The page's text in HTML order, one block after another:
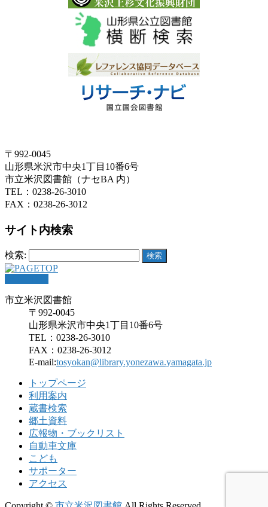
〒992-0045
山形県米沢市中央1丁目10番6号
市立米沢図書館（ナセBA 内）
TEL：0238-26-3010
FAX：0238-26-3012
サイト内検索
検索:
市立米沢図書館
〒992-0045
山形県米沢市中央1丁目10番6号
TEL：0238-26-3010
FAX：0238-26-3012
E-mail:tosyokan@library.yonezawa.yamagata.jp
トップページ
利用案内
蔵書検索
郷土資料
広報物・ブックリスト
自動車文庫
こども
サポーター
アクセス